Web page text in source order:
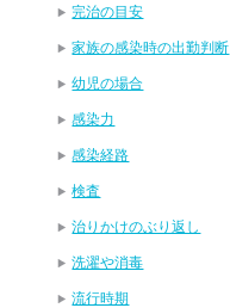
完治の目安
家族の感染時の出勤判断
幼児の場合
感染力
感染経路
検査
治りかけのぶり返し
洗濯や消毒
流行時期